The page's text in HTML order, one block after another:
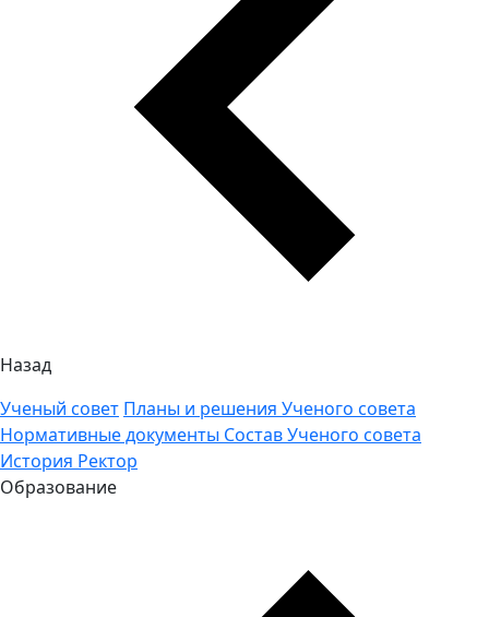
Назад
Ученый совет Планы и решения Ученого совета
Нормативные документы Состав Ученого совета
История Ректор
Образование